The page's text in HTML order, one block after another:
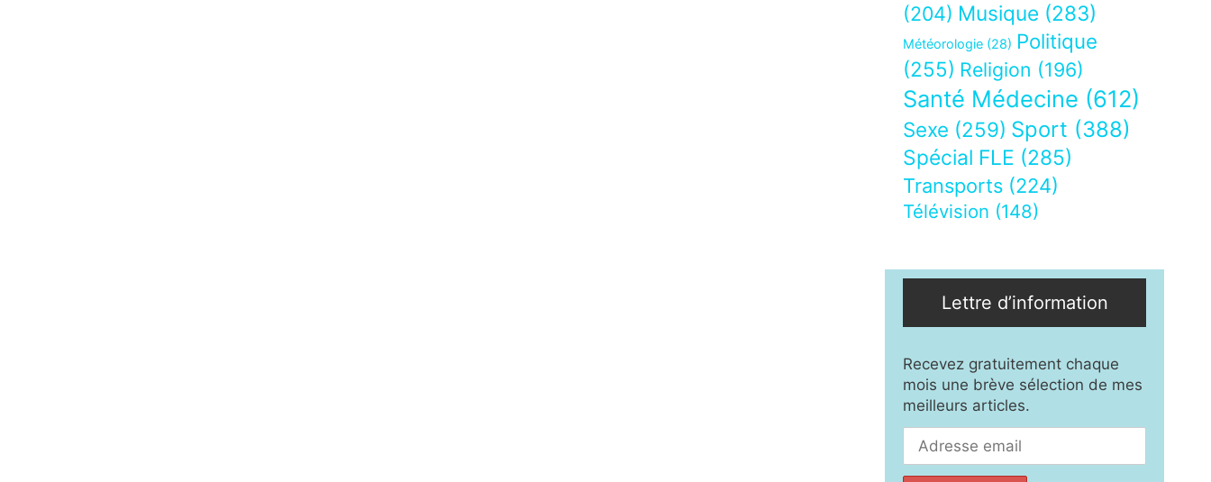
(204) Musique (283)
Météorologie (28) Politique
(255) Religion (196)
Santé Médecine (612)
Sexe (259) Sport (388)
Spécial FLE (285)
Transports (224)
Télévision (148)
Lettre d’information
Recevez gratuitement chaque
mois une brève sélection de mes
meilleurs articles.